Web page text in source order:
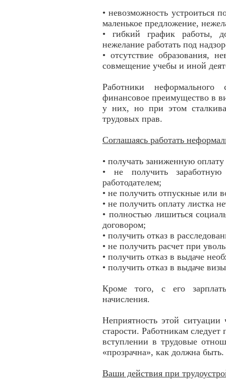
• невозможность устроиться
маленькое предложение,
• гибкий график работы,
нежелание работать под
• отсутствие образования,
совмещение учебы и иной
Работники
финансовое преимущество в
у них, но при этом
трудовых прав.
Соглашаясь работать
• получать заниженную
• не получить
работодателем;
• не получить отпускные или
• не получить оплату листка
• полностью лишиться
договором;
• получить отказ в
• не получить расчет при
• получить отказ в выдаче
• получить отказ в выдаче
Кроме того, с его
начисления.
Неприятность этой ситуации
старости. Работникам следует
вступлении в трудовые
«прозрачна», как должна быть.
Ваши действия при